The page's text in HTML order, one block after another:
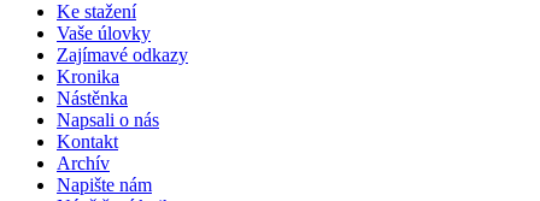
Ke stažení
Vaše úlovky
Zajímavé odkazy
Kronika
Nástěnka
Napsali o nás
Kontakt
Archív
Napište nám